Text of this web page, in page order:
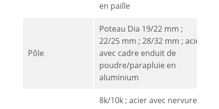
en paille
Pôle
Poteau Dia 19/22 mm ;
22/25 mm ; 28/32 mm ; acier
avec cadre enduit de
poudre/parapluie en
aluminium
8k/10k ; acier avec nervure